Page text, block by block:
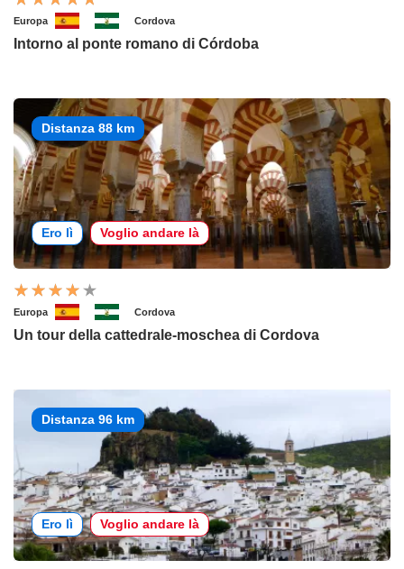
Europa Cordova
Intorno al ponte romano di Córdoba
Distanza 88 km
Ero lì Voglio andare là
Europa Cordova
Un tour della cattedrale-moschea di Cordova
Distanza 96 km
Ero lì Voglio andare là